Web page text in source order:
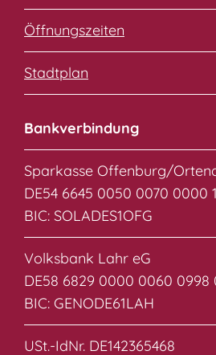
Öffnungszeiten
Stadtplan
Bankverbindung
Sparkasse Offenburg/
DE54 6645 0050 0070 0000
BIC: SOLADES1OFG
Volksbank Lahr eG
DE58 6829 0000 0060 0998
BIC: GENODE61LAH
USt.-IdNr. DE142365468